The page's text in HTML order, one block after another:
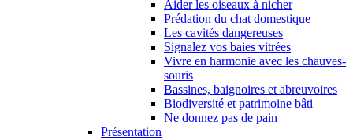
Aider les oiseaux à nicher
Prédation du chat domestique
Les cavités dangereuses
Signalez vos baies vitrées
Vivre en harmonie avec les chauves-
souris
Bassines, baignoires et abreuvoires
Biodiversité et patrimoine bâti
Ne donnez pas de pain
Présentation